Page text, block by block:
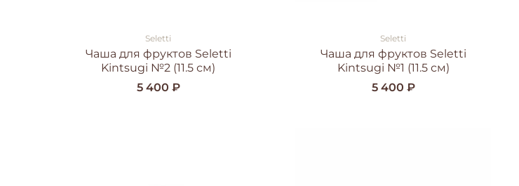
Seletti
Чаша для фруктов Seletti
Kintsugi №2 (11.5 см)
5 400 ₽
Seletti
Чаша для фруктов Seletti
Kintsugi №1 (11.5 см)
5 400 ₽